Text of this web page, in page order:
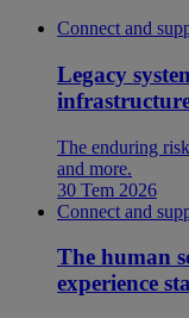
Connect and
Legacy
The enduring
and more.
30 Tem 2026
Connect and
The human
experience